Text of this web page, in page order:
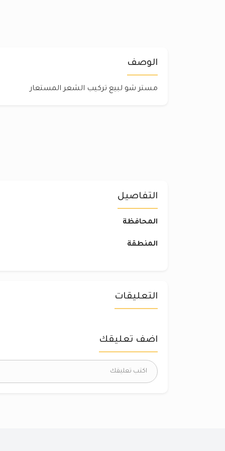
الوصف
مستر شو لبيع تركيب الشعر المستعار
التفاصيل
المحافظة
المنطقة
التعليقات
اضف تعليقك